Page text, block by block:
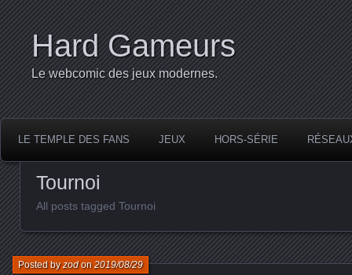
Hard Gameurs
Le webcomic des jeux modernes.
LE TEMPLE DES FANS JEUX HORS-SÉRIE
Tournoi
All posts tagged Tournoi
Posted byzodon2019/08/29